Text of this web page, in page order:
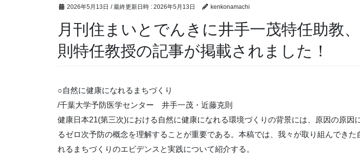
2026年5月13日 / 最終更新日時 : 2026年5月13日 kenkonamachi
月刊住まいとでんきに井手一茂特任助教
則特任教授の記事が掲載されました！
○自然に健康になれるまちづくり
/千葉大学予防医学センター 井手一茂・近藤克則
健康日本21(第三次)における自然に健康になれる環境づくりの背景には、原因の原因
るゼロ次予防の概念を理解することが重要である。本稿では、我々が取り組んできた
れるまちづくりのエビデンスと実践について紹介する。